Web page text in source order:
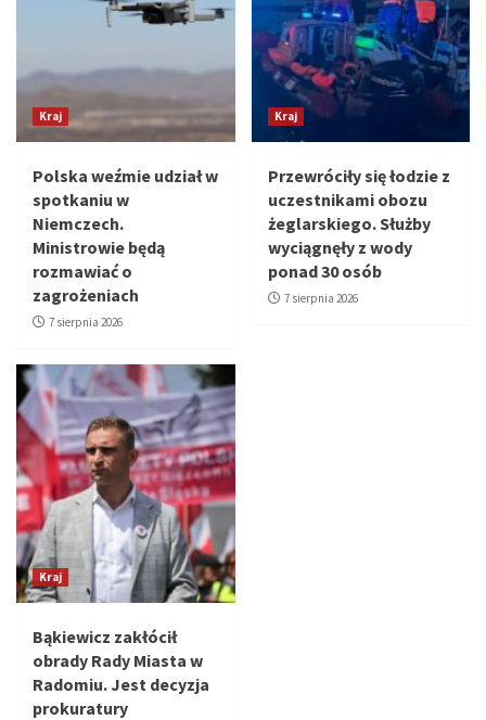
Kraj
Polska weźmie udział w
spotkaniu w
Niemczech.
Ministrowie będą
rozmawiać o
zagrożeniach
7 sierpnia 2026
Kraj
Przewróciły się łodzie z
uczestnikami obozu
żeglarskiego. Służby
wyciągnęły z wody
ponad 30 osób
7 sierpnia 2026
Kraj
Bąkiewicz zakłócił
obrady Rady Miasta w
Radomiu. Jest decyzja
prokuratury